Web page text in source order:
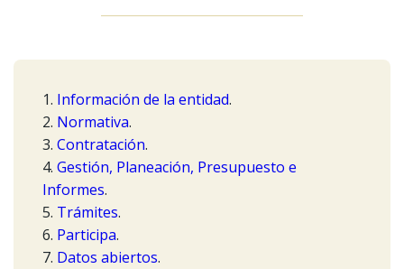
1. Información de la entidad.
2. Normativa.
3. Contratación.
4. Gestión, Planeación, Presupuesto e
Informes.
5. Trámites.
6. Participa.
7. Datos abiertos.